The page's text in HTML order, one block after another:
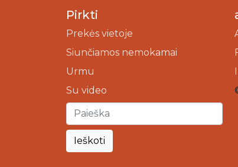
Pirkti
Prekės vietoje
Siunčiamos nemokamai
Urmu
Su video
Ieškoti